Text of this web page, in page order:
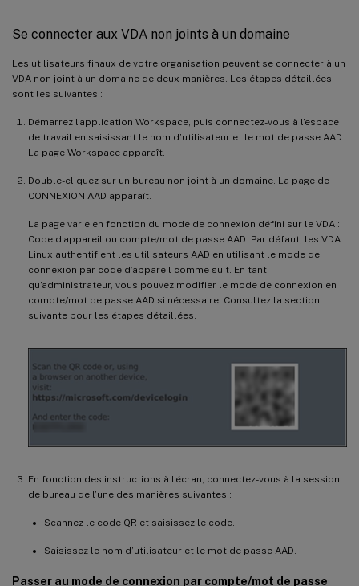
Se connecter aux VDA non joints à un domaine
Les utilisateurs finaux de votre organisation peuvent se connecter à un
VDA non joint à un domaine de deux manières. Les étapes détaillées
sont les suivantes :
Démarrez l’application Workspace, puis connectez-vous à l’espace
de travail en saisissant le nom d’utilisateur et le mot de passe AAD.
La page Workspace apparaît.
Double-cliquez sur un bureau non joint à un domaine. La page de
CONNEXION AAD apparaît.
La page varie en fonction du mode de connexion défini sur le VDA :
Code d’appareil ou compte/mot de passe AAD. Par défaut, les VDA
Linux authentifient les utilisateurs AAD en utilisant le mode de
connexion par code d’appareil comme suit. En tant
qu’administrateur, vous pouvez modifier le mode de connexion en
compte/mot de passe AAD si nécessaire. Consultez la section
suivante pour les étapes détaillées.
En fonction des instructions à l’écran, connectez-vous à la session
de bureau de l’une des manières suivantes :
Scannez le code QR et saisissez le code.
Saisissez le nom d’utilisateur et le mot de passe AAD.
Passer au mode de connexion par compte/mot de passe